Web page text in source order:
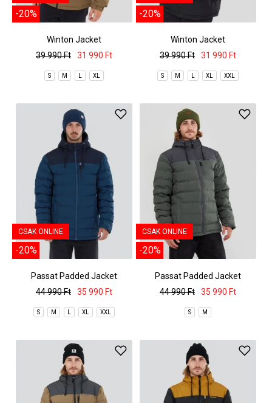
-20%
Winton Jacket
39 990 Ft
31 990 Ft
S M L XL
-20%
Winton Jacket
39 990 Ft
31 990 Ft
S M L XL XXL
CSAK ONLINE
-20%
Passat Padded Jacket
44 990 Ft
35 990 Ft
S M L XL XXL
CSAK ONLINE
-20%
Passat Padded Jacket
44 990 Ft
35 990 Ft
S M